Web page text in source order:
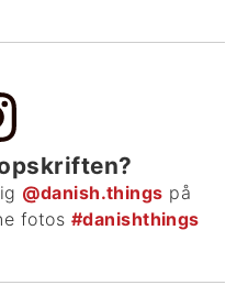
@danish.things på
fotos #danishthings